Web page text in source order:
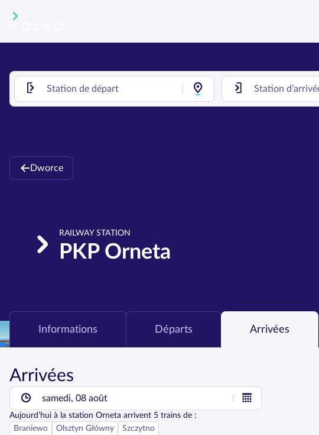
Dworce
RAILWAY STATION
PKP Orneta
Informations Départs Arrivées
Arrivées
samedi, 08 août
Aujourd’hui à la station Orneta arrivent 5 trains de :
Braniewo
Olsztyn Główny Szczytno